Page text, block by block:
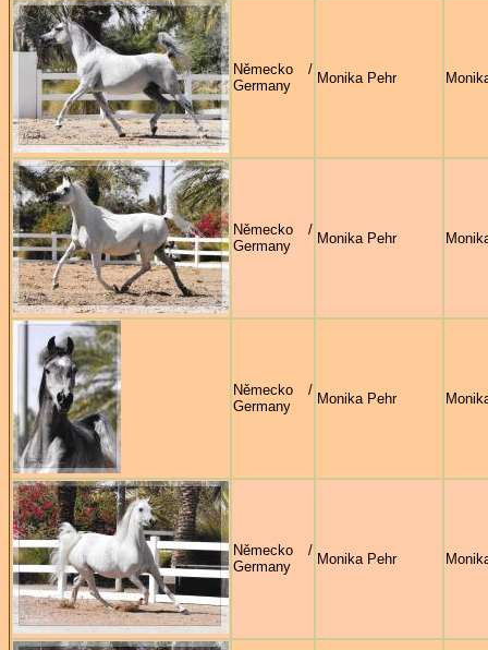
Německo /
Germany
Monika Pehr
Německo /
Germany
Monika Pehr
Německo /
Germany
Monika Pehr
Německo /
Germany
Monika Pehr